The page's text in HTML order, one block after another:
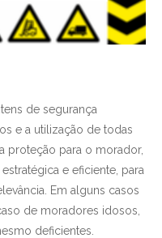
de segurança
e a utilização de todas
proteção para o morador,
e eficiente, para
Em alguns casos
de moradores idosos,
deficientes.